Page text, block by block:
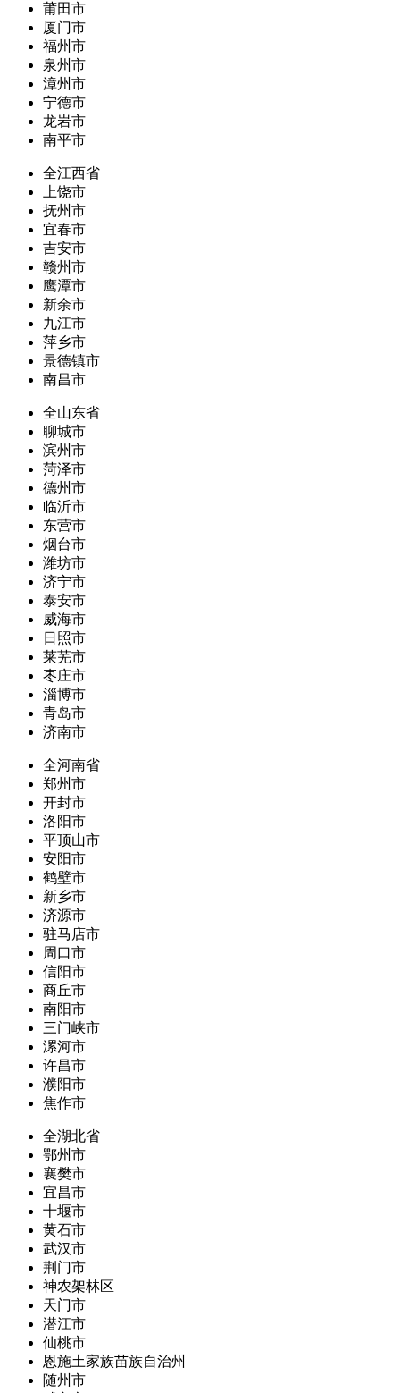
莆田市
厦门市
福州市
泉州市
漳州市
宁德市
龙岩市
南平市
全江西省
上饶市
抚州市
宜春市
吉安市
赣州市
鹰潭市
新余市
九江市
萍乡市
景德镇市
南昌市
全山东省
聊城市
滨州市
菏泽市
德州市
临沂市
东营市
烟台市
潍坊市
济宁市
泰安市
威海市
日照市
莱芜市
枣庄市
淄博市
青岛市
济南市
全河南省
郑州市
开封市
洛阳市
平顶山市
安阳市
鹤壁市
新乡市
济源市
驻马店市
周口市
信阳市
商丘市
南阳市
三门峡市
漯河市
许昌市
濮阳市
焦作市
全湖北省
鄂州市
襄樊市
宜昌市
十堰市
黄石市
武汉市
荆门市
神农架林区
天门市
潜江市
仙桃市
恩施土家族苗族自治州
随州市